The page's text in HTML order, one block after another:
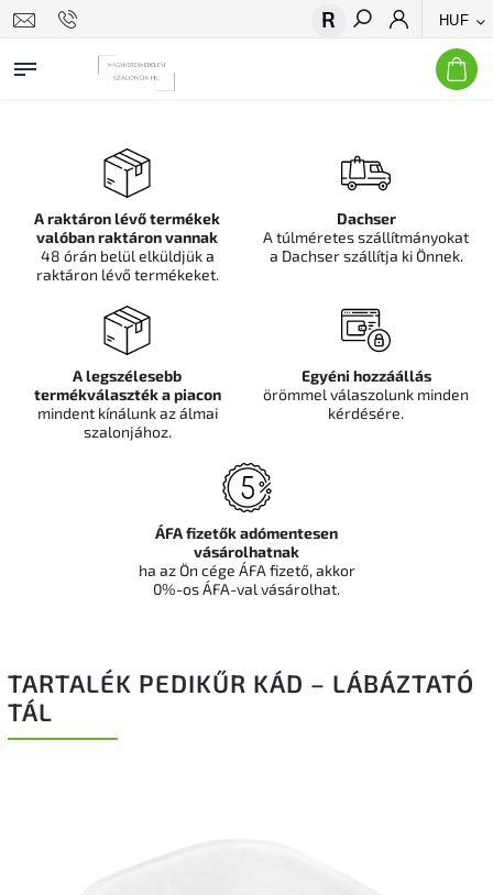
HUF
Keresés
TARTALÉK PEDIKŰR KÁD – LÁBÁZTATÓ
TÁL
A raktáron lévő termékek
valóban raktáron vannak
48 órán belül elküldjük a
raktáron lévő termékeket.
Dachser
A túlméretes szállítmányokat
a Dachser szállítja ki Önnek.
A legszélesebb
termékválaszték a piacon
mindent kínálunk az álmai
szalonjához.
Egyéni hozzáállás
örömmel válaszolunk minden
kérdésére.
ÁFA fizetők adómentesen
vásárolhatnak
ha az Ön cége ÁFA fizető, akkor
0%-os ÁFA-val vásárolhat.